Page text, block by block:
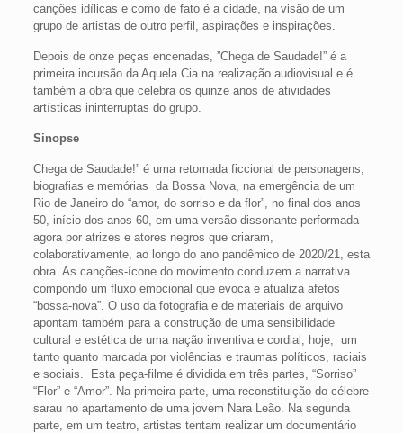
canções idílicas e como de fato é a cidade, na visão de um
grupo de artistas de outro perfil, aspirações e inspirações.
Depois de onze peças encenadas, ”Chega de Saudade!” é a
primeira incursão da Aquela Cia na realização audiovisual e é
também a obra que celebra os quinze anos de atividades
artísticas ininterruptas do grupo.
Sinopse
Chega de Saudade!” é uma retomada ficcional de personagens,
biografias e memórias da Bossa Nova, na emergência de um
Rio de Janeiro do “amor, do sorriso e da flor”, no final dos anos
50, início dos anos 60, em uma versão dissonante performada
agora por atrizes e atores negros que criaram,
colaborativamente, ao longo do ano pandêmico de 2020/21, esta
obra. As canções-ícone do movimento conduzem a narrativa
compondo um fluxo emocional que evoca e atualiza afetos
“bossa-nova”. O uso da fotografia e de materiais de arquivo
apontam também para a construção de uma sensibilidade
cultural e estética de uma nação inventiva e cordial, hoje, um
tanto quanto marcada por violências e traumas políticos, raciais
e sociais. Esta peça-filme é dividida em três partes, “Sorriso”
“Flor” e “Amor”. Na primeira parte, uma reconstituição do célebre
sarau no apartamento de uma jovem Nara Leão. Na segunda
parte, em um teatro, artistas tentam realizar um documentário